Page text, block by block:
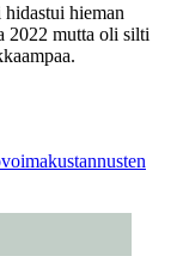
hieman
2022 mutta oli silti